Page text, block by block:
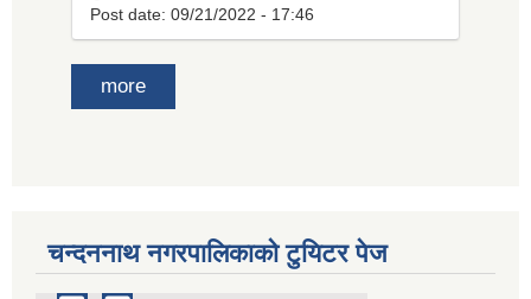
Post date: 09/21/2022 - 17:46
more
चन्दननाथ नगरपालिकाको टुयिटर पेज